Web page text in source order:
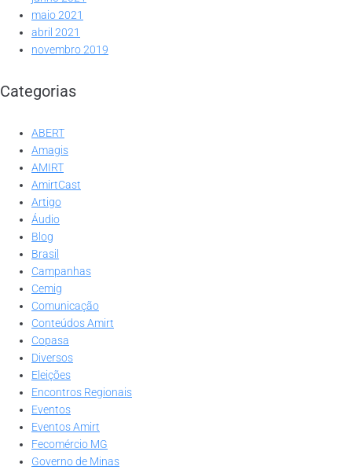
maio 2021
abril 2021
novembro 2019
Categorias
ABERT
Amagis
AMIRT
AmirtCast
Artigo
Áudio
Blog
Brasil
Campanhas
Cemig
Comunicação
Conteúdos Amirt
Copasa
Diversos
Eleições
Encontros Regionais
Eventos
Eventos Amirt
Fecomércio MG
Governo de Minas